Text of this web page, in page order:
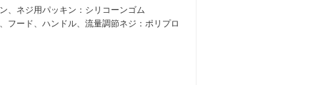
、ネジ用パッキン：シリコーンゴム
フード、ハンドル、流量調節ネジ：ポリプロ